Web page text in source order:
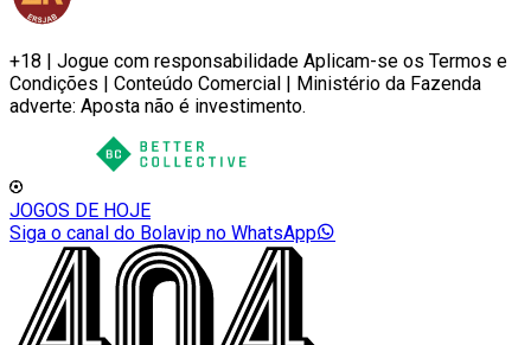
+18 | Jogue com responsabilidade Aplicam-se os Termos e
Condições | Conteúdo Comercial | Ministério da Fazenda
adverte: Aposta não é investimento.
JOGOS DE HOJE
Siga o canal do Bolavip no WhatsApp